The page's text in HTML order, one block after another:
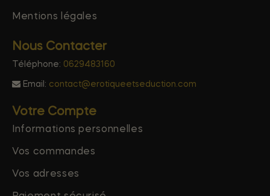
Mentions légales
Nous Contacter
Téléphone: 0629483160
Email: contact@erotiqueetseduction.com
Votre Compte
Informations personnelles
Vos commandes
Vos adresses